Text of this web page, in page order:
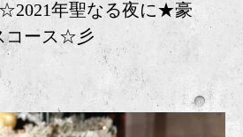
年聖なる夜に★豪
コース☆彡